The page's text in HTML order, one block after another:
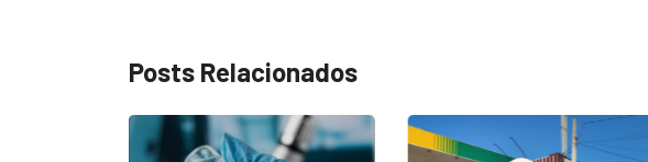
Posts Relacionados